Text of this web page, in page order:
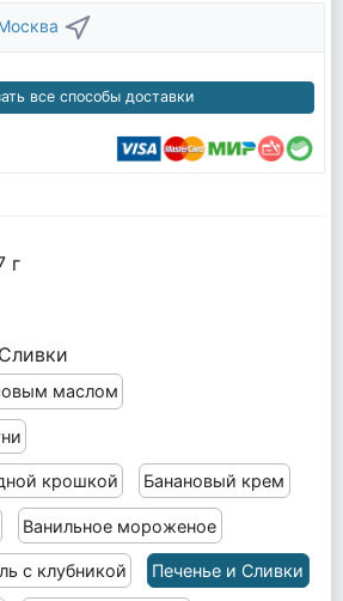
все способы доставки
г
маслом
крошкой Банановый крем
Ванильное мороженое
с клубникой Печенье и Сливки